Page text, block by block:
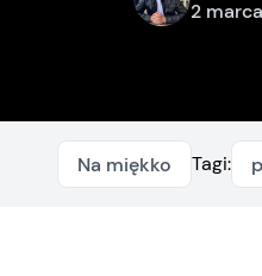
2
Na miękko Tagi: